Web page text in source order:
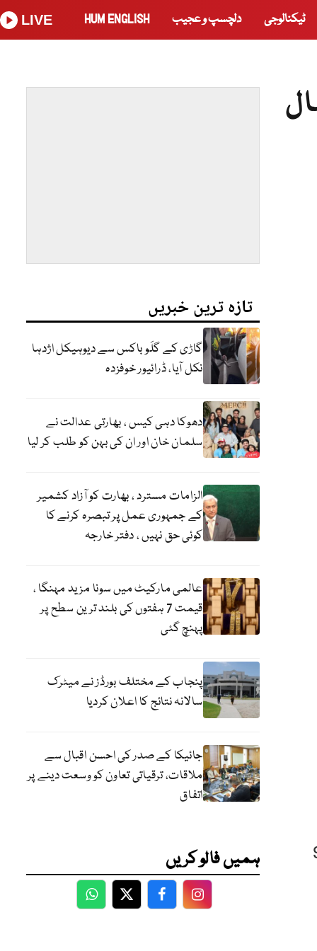
ٹیکنالوجی دلچسپ و عجیب HUM ENGLISH
LIVE
2 کروڑ 92
تازہ ترین خبریں
گاڑی کے گلَو باکس سے دیوہیکل اژدہا
نکل آیا، ڈرائیور خوفزدہ
دھوکا دہی کیس ، بھارتی عدالت نے
سلمان خان اور ان کی بہن کو طلب کر لیا
الزامات مسترد ، بھارت کو آزاد کشمیر
کے جمہوری عمل پر تبصرہ کرنے کا
کوئی حق نہیں ، دفتر خارجہ
عالمی مارکیٹ میں سونا مزید مہنگا ،
قیمت 7 ہفتوں کی بلند ترین سطح پر
پہنچ گئی
پنجاب کے مختلف بورڈز نے میٹرک
سالانہ نتائج کا اعلان کردیا
جائیکا کے صدر کی احسن اقبال سے
ملاقات، ترقیاتی تعاون کو وسعت دینے پر
اتفاق
ہمیں فالو کریں
WhatsApp
TwitterFacebookFacebook